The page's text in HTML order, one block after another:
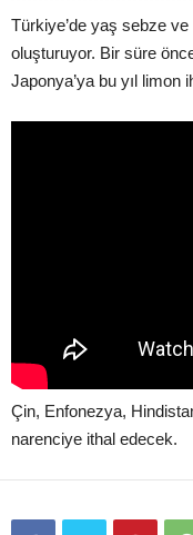
Türkiye’de yaş sebze ve
oluşturuyor. Bir süre
Japonya’ya bu yıl limon
Çin, Enfonezya,
narenciye ithal edecek.